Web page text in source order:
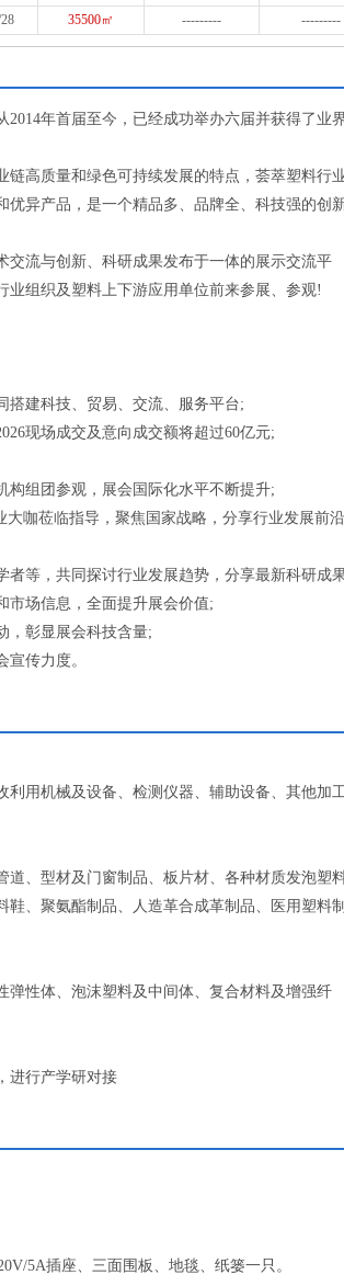
35500㎡ --------- ---------
年首届至今，已经成功举办六届并获得了业
高质量和绿色可持续发展的特点，荟萃塑料行
异产品，是一个精品多、品牌全、科技强的创
交流与创新、科研成果发布于一体的展示交流平
组织及塑料上下游应用单位前来参展、参观!
搭建科技、贸易、交流、服务平台;
现场成交及意向成交额将超过60亿元;
构组团参观，展会国际化水平不断提升;
咖莅临指导，聚焦国家战略，分享行业发展前
者等，共同探讨行业发展趋势，分享最新科研成
市场信息，全面提升展会价值;
，彰显展会科技含量;
传力度。
用机械及设备、检测仪器、辅助设备、其他加
、型材及门窗制品、板片材、各种材质发泡塑
、聚氨酯制品、人造革合成革制品、医用塑料
性体、泡沫塑料及中间体、复合材料及增强纤
进行产学研对接
5A插座、三面围板、地毯、纸篓一只。